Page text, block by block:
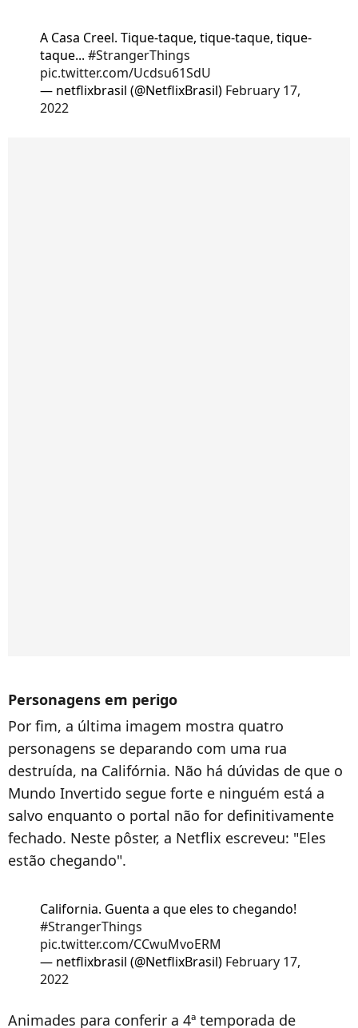
A Casa Creel. Tique-taque, tique-taque, tique-
taque... #StrangerThings
pic.twitter.com/Ucdsu61SdU
— netflixbrasil (@NetflixBrasil) February 17,
2022
Personagens em perigo
Por fim, a última imagem mostra quatro
personagens se deparando com uma rua
destruída, na Califórnia. Não há dúvidas de que o
Mundo Invertido segue forte e ninguém está a
salvo enquanto o portal não for definitivamente
fechado. Neste pôster, a Netflix escreveu: "Eles
estão chegando".
California. Guenta a que eles to chegando!
#StrangerThings
pic.twitter.com/CCwuMvoERM
— netflixbrasil (@NetflixBrasil) February 17,
2022
Animades para conferir a 4ª temporada de